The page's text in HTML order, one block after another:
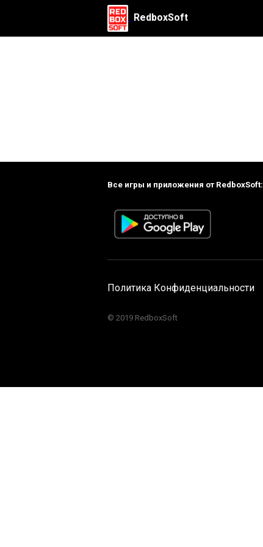
RedboxSoft
Все игры и приложения от RedboxSoft:
Политика Конфиденциальности
© 2019 RedboxSoft